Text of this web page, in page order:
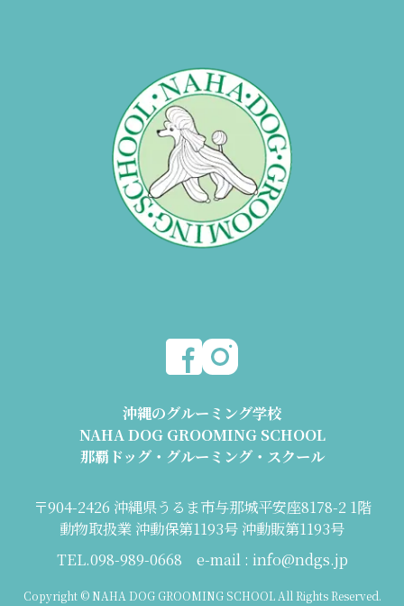
沖縄のグルーミング学校
NAHA DOG GROOMING SCHOOL
那覇ドッグ・グルーミング・スクール
〒904-2426 沖縄県うるま市与那城平安座8178-2 1階
動物取扱業 沖動保第1193号 沖動販第1193号
TEL.098-989-0668 e-mail : info@ndgs.jp
Copyright © NAHA DOG GROOMING SCHOOL All Rights Reserved.